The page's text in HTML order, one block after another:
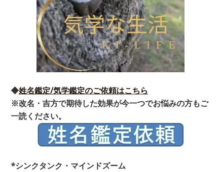
◆姓名鑑定/気学鑑定のご依頼はこちら
※改名・吉方で期待した効果が今一つでお悩みの方もご
一読ください。
*シンクタンク・マインドズーム